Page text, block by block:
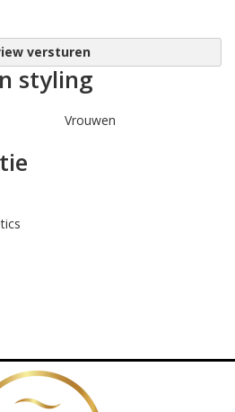
versturen
styling
Vrouwen